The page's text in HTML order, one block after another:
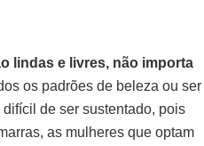
lindas e livres, não importa
os padrões de beleza ou ser
de ser sustentado, pois
as mulheres que optam